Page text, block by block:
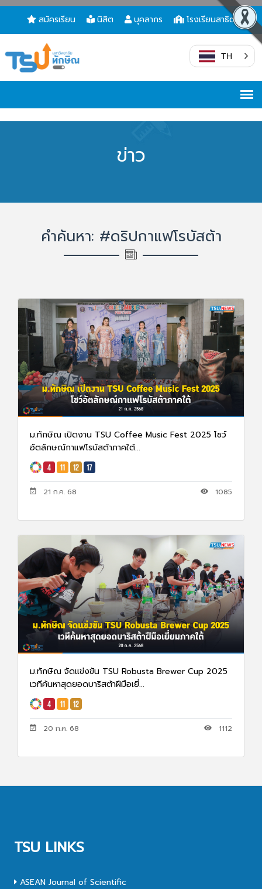
สมัครเรียน นิสิต บุคลากร โรงเรียนสาธิต
TH
ข่าว
คำค้นหา: #ดริปกาแฟโรบัสต้า
ม.ทักษิณ เปิดงาน TSU Coffee Music Fest 2025 โชว์
อัตลักษณ์กาแฟโรบัสต้าภาคใต้...
21 ก.ค. 68 1085
ม.ทักษิณ จัดแข่งขัน TSU Robusta Brewer Cup 2025
เวทีค้นหาสุดยอดบาริสต้าฝีมือเยี่...
20 ก.ค. 68 1112
TSU LINKS
ASEAN Journal of Scientific